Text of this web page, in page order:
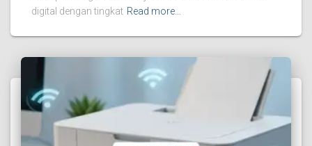
digital dengan tingkat Read more…